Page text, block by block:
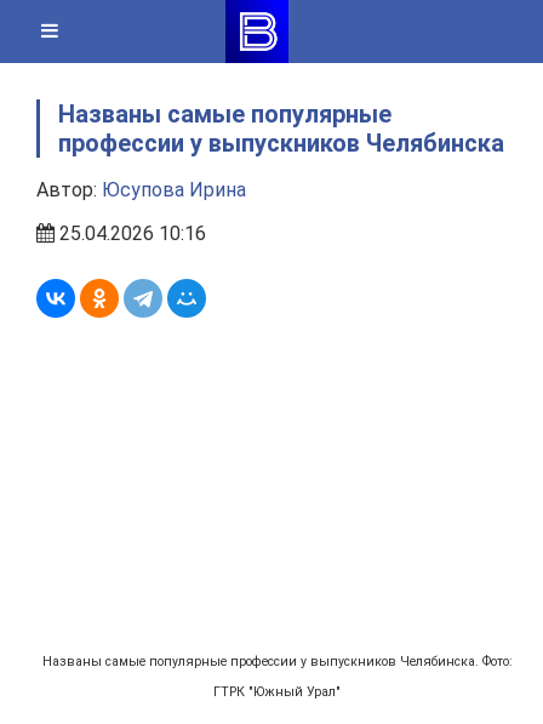
content
Названы самые популярные
профессии у выпускников Челябинска
Автор: Юсупова Ирина
25.04.2026 10:16
Названы самые популярные профессии у выпускников Челябинска. Фото:
ГТРК "Южный Урал"